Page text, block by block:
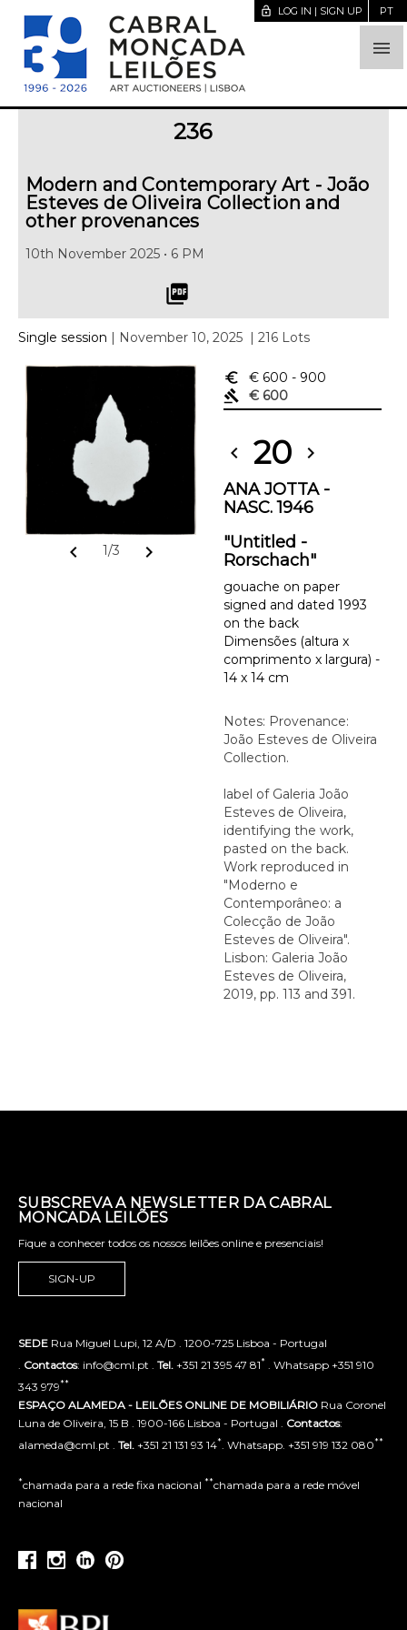

lock_open LOG IN | SIGN UP PT
236
Modern and Contemporary Art - João
Esteves de Oliveira Collection and
other provenances
10th November 2025 • 6 PM
picture_as_pdf
Single session | November 10, 2025 | 216 Lots
chevron_left 1/3 chevron_right
euro_symbol € 600 - 900
gavel
€ 600
chevron_left 20 chevron_right
ANA JOTTA -
NASC. 1946
"Untitled -
Rorschach"
gouache on paper
signed and dated 1993
on the back
Dimensões (altura x
comprimento x largura) -
14 x 14 cm
Notes: Provenance:
João Esteves de Oliveira
Collection.
label of Galeria João
Esteves de Oliveira,
identifying the work,
pasted on the back.
Work reproduced in
"Moderno e
Contemporâneo: a
Colecção de João
Esteves de Oliveira".
Lisbon: Galeria João
Esteves de Oliveira,
2019, pp. 113 and 391.
SUBSCREVA A NEWSLETTER DA CABRAL
MONCADA LEILÕES
Fique a conhecer todos os nossos leilões online e presenciais!
SIGN-UP
SEDE Rua Miguel Lupi, 12 A/D . 1200-725 Lisboa - Portugal
Contactos: info@cml.pt . Tel. +351 21 395 47 81* . Whatsapp +351 910
343 979**
ESPAÇO ALAMEDA - LEILÕES ONLINE DE MOBILIÁRIO Rua Coronel
Luna de Oliveira, 15 B . 1900-166 Lisboa - Portugal . Contactos:
alameda@cml.pt . Tel. +351 21 131 93 14* . Whatsapp. +351 919 132 080**
*chamada para a rede fixa nacional **chamada para a rede móvel
nacional